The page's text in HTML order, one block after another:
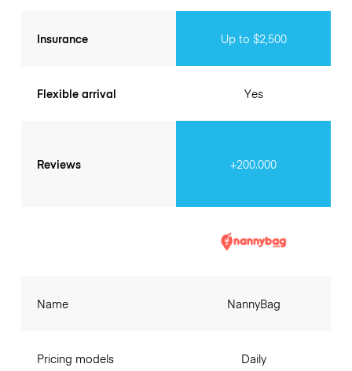
Insurance
Flexible arrival
Reviews
Up to $2,500
Yes
+200.000
Name
Pricing models
NannyBag
Daily